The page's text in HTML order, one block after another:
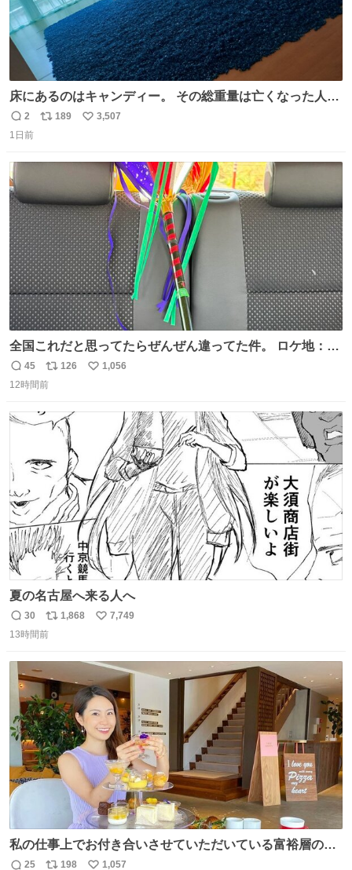
床にあるのはキャンディー。 その総重量は亡くなった人と
同等の重さだそうです。 鑑賞者は一つ持ち帰れますが、亡
くなった人の一部を持ち帰っているような感覚になりまし
術館
返
信
2
リ
189
い
3,507
1日前
全国これだと思ってたらぜんぜん違ってた件。 ロケ地：広
島
返
信
45
リ
ポ
ト
126
い
1,056
12時間前
夏の名古屋へ来る人へ
返
信
30
リ
ポ
数
1,868
い
7,749
13時間前
私の仕事上でお付き合いさせていただいている富裕層の社
長さん達は、こんな事しない。 こんな自慢は一切しない
25 198 1,057